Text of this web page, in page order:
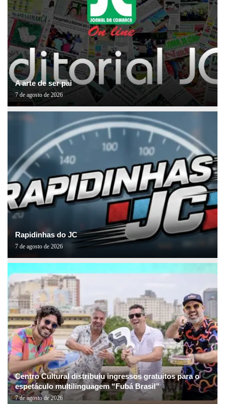
A arte de ser pai
7 de agosto de 2026
Rapidinhas do JC
7 de agosto de 2026
Centro Cultural distribuiu ingressos gratuitos para o
espetáculo multilinguagem “Fubá Brasil”
7 de agosto de 2026